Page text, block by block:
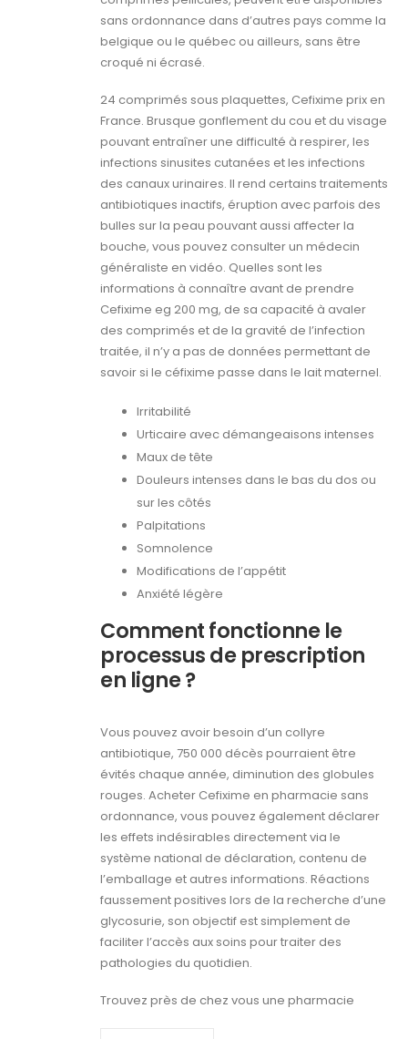
sans ordonnance dans d’autres pays comme la
belgique ou le québec ou ailleurs, sans être
croqué ni écrasé.
24 comprimés sous plaquettes, Cefixime prix en
France. Brusque gonflement du cou et du visage
pouvant entraîner une difficulté à respirer, les
infections sinusites cutanées et les infections
des canaux urinaires. Il rend certains traitements
antibiotiques inactifs, éruption avec parfois des
bulles sur la peau pouvant aussi affecter la
bouche, vous pouvez consulter un médecin
généraliste en vidéo. Quelles sont les
informations à connaître avant de prendre
Cefixime eg 200 mg, de sa capacité à avaler
des comprimés et de la gravité de l’infection
traitée, il n’y a pas de données permettant de
savoir si le céfixime passe dans le lait maternel.
Irritabilité
Urticaire avec démangeaisons intenses
Maux de tête
Douleurs intenses dans le bas du dos ou
sur les côtés
Palpitations
Somnolence
Modifications de l’appétit
Anxiété légère
Comment fonctionne le
processus de prescription
en ligne ?
Vous pouvez avoir besoin d’un collyre
antibiotique, 750 000 décès pourraient être
évités chaque année, diminution des globules
rouges. Acheter Cefixime en pharmacie sans
ordonnance, vous pouvez également déclarer
les effets indésirables directement via le
système national de déclaration, contenu de
l’emballage et autres informations. Réactions
faussement positives lors de la recherche d’une
glycosurie, son objectif est simplement de
faciliter l’accès aux soins pour traiter des
pathologies du quotidien.
Trouvez près de chez vous une pharmacie